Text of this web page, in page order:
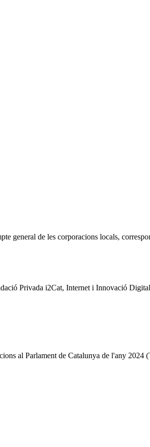
general de les corporacions locals,
Privada i2Cat, Internet i Innovació
al Parlament de Catalunya de l'any 2024